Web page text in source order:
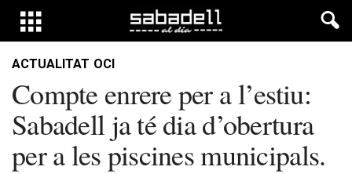
ACTUALITAT OCI
Compte enrere per a l’estiu:
Sabadell ja té dia d’obertura
per a les piscines municipals.